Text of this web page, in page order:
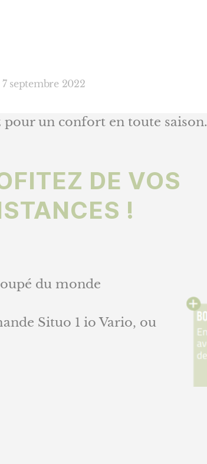
7 septembre 2022
un confort en toute saison.
DE VOS
!
du monde
Situo 1 io Vario, ou